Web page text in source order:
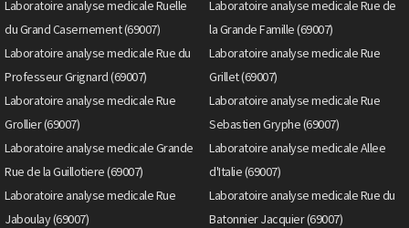
Laboratoire analyse medicale Ruelle
du Grand Casernement (69007)
Laboratoire analyse medicale Rue de
la Grande Famille (69007)
Laboratoire analyse medicale Rue du
Professeur Grignard (69007)
Laboratoire analyse medicale Rue
Grillet (69007)
Laboratoire analyse medicale Rue
Grollier (69007)
Laboratoire analyse medicale Rue
Sebastien Gryphe (69007)
Laboratoire analyse medicale Grande
Rue de la Guillotiere (69007)
Laboratoire analyse medicale Allee
d'Italie (69007)
Laboratoire analyse medicale Rue
Jaboulay (69007)
Laboratoire analyse medicale Rue du
Batonnier Jacquier (69007)